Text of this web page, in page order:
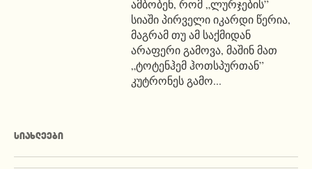
ამბობენ, რომ „ლურჯების”
სიაში პირველი იკარდი წერია,
მაგრამ თუ ამ საქმიდან
არაფერი გამოვა, მაშინ მათ
„ტოტენჰემ ჰოთსპურთან”
კუტრონეს გამო...
ᲡᲘᲐᲮᲚᲔᲔᲑᲘ